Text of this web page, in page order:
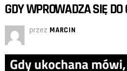
GDY WPROWADZA SIĘ
przez MARCIN